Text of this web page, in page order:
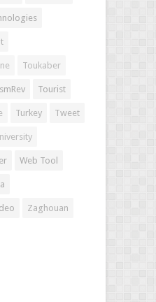
Toukaber
Tourist
Turkey Tweet
Web Tool
Zaghouan